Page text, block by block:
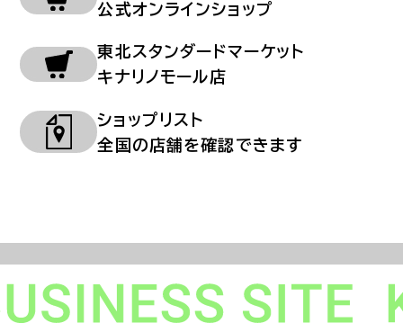
公式オンラインショップ
東北スタンダードマーケット
キナリノモール店
ショップリスト
全国の店舗を確認できます